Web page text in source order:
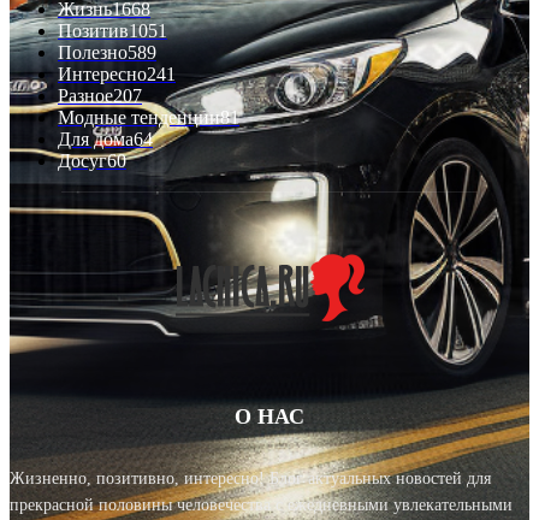
Жизнь1668
Позитив1051
Полезно589
Интересно241
Разное207
Модные тенденции81
Для дома64
Досуг60
О НАС
Жизненно, позитивно, интересно! Блог актуальных новостей для
прекрасной половины человечества с ежедневными увлекательными